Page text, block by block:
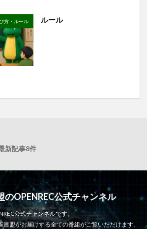
方・ルール ルール
新記事8件
のOPENREC公式チャンネル
公式チャンネルです。
連盟がお届けする全ての番組がご覧いただけます。